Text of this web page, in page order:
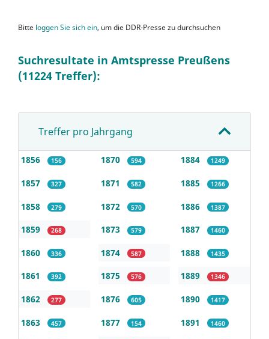
Bitte loggen Sie sich ein, um die DDR-Presse zu durchsuchen
Suchresultate in Amtspresse Preußens
(11224 Treffer):
Treffer pro Jahrgang
1856 156
1857 327
1858 279
1859 268
1860 336
1861 392
1862 277
1863 457
1870 594
1871 582
1872 570
1873 579
1874 587
1875 576
1876 605
1877 154
1884 1249
1885 1266
1886 1387
1887 1460
1888 1435
1889 1346
1890 1417
1891 1460